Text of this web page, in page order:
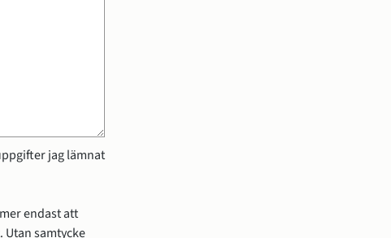
jag lämnat
endast att
Utan samtycke